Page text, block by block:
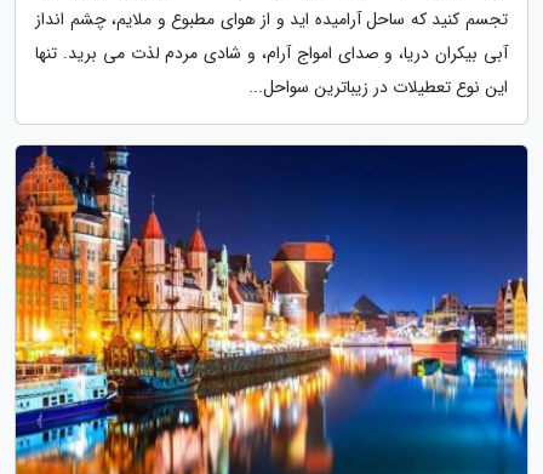
تجسم کنید که ساحل آرامیده اید و از هوای مطبوع و ملایم، چشم انداز
آبی بیکران دریا، و صدای امواج آرام، و شادی مردم لذت می برید. تنها
این نوع تعطیلات در زیباترین سواحل...